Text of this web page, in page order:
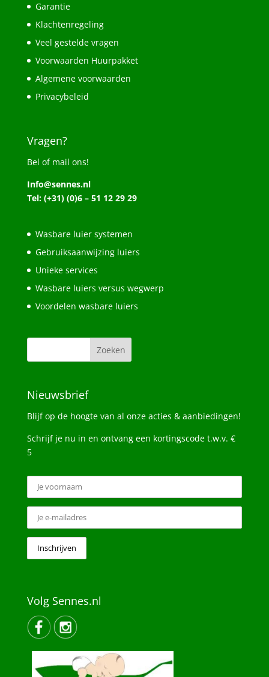
Garantie
Klachtenregeling
Veel gestelde vragen
Voorwaarden Huurpakket
Algemene voorwaarden
Privacybeleid
Vragen?
Bel of mail ons!
Info@sennes.nl
Tel: (+31) (0)6 – 51 12 29 29
Wasbare luier systemen
Gebruiksaanwijzing luiers
Unieke services
Wasbare luiers versus wegwerp
Voordelen wasbare luiers
Nieuwsbrief
Blijf op de hoogte van al onze acties & aanbiedingen!
Schrijf je nu in en ontvang een kortingscode t.w.v. €
5
Volg Sennes.nl